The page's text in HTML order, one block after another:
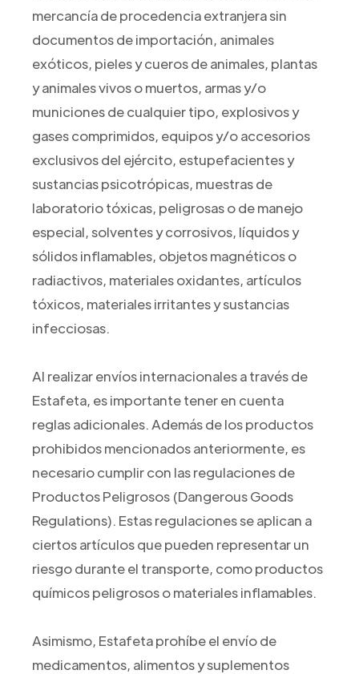
mercancía de procedencia extranjera sin
documentos de importación, animales
exóticos, pieles y cueros de animales, plantas
y animales vivos o muertos, armas y/o
municiones de cualquier tipo, explosivos y
gases comprimidos, equipos y/o accesorios
exclusivos del ejército, estupefacientes y
sustancias psicotrópicas, muestras de
laboratorio tóxicas, peligrosas o de manejo
especial, solventes y corrosivos, líquidos y
sólidos inflamables, objetos magnéticos o
radiactivos, materiales oxidantes, artículos
tóxicos, materiales irritantes y sustancias
infecciosas.
Al realizar envíos internacionales a través de
Estafeta, es importante tener en cuenta
reglas adicionales. Además de los productos
prohibidos mencionados anteriormente, es
necesario cumplir con las regulaciones de
Productos Peligrosos (Dangerous Goods
Regulations). Estas regulaciones se aplican a
ciertos artículos que pueden representar un
riesgo durante el transporte, como productos
químicos peligrosos o materiales inflamables.
Asimismo, Estafeta prohíbe el envío de
medicamentos, alimentos y suplementos